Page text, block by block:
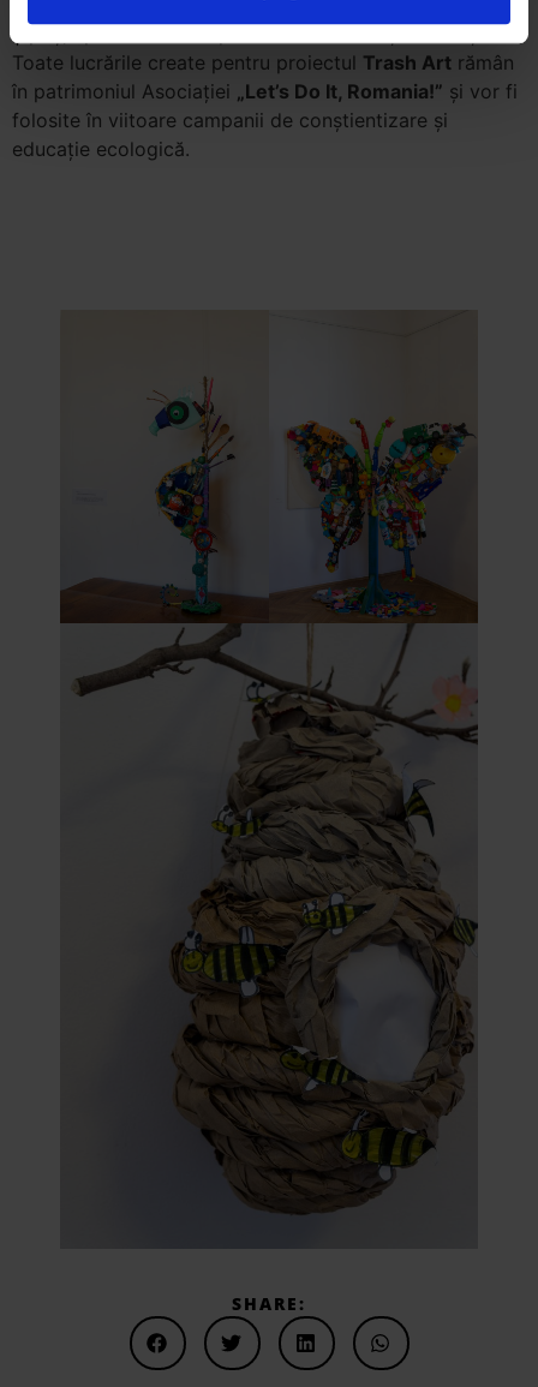
Șipoș, apoi au evaluat proiectele elevilor și studenților.
Toate lucrările create pentru proiectul Trash Art rămân
în patrimoniul Asociației
„Let’s Do It, Romania!” și vor fi
folosite în viitoare campanii de conștientizare și
educație ecologică.
SHARE: